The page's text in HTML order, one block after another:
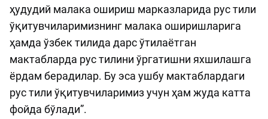
ҳудудий малака ошириш марказларида рус тили
ўқитувчиларимизнинг малака оширишларига
ҳамда ўзбек тилида дарс ўтилаётган
мактабларда рус тилини ўргатишни яхшилашга
ёрдам берадилар. Бу эса ушбу мактаблардаги
рус тили ўқитувчиларимиз учун ҳам жуда катта
фойда бўлади”.